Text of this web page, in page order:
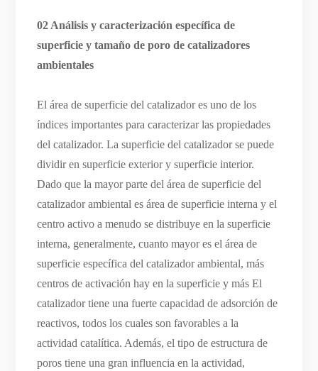
02 Análisis y caracterización específica de
superficie y tamaño de poro de catalizadores
ambientales
El área de superficie del catalizador es uno de los
índices importantes para caracterizar las propiedades
del catalizador. La superficie del catalizador se puede
dividir en superficie exterior y superficie interior.
Dado que la mayor parte del área de superficie del
catalizador ambiental es área de superficie interna y el
centro activo a menudo se distribuye en la superficie
interna, generalmente, cuanto mayor es el área de
superficie específica del catalizador ambiental, más
centros de activación hay en la superficie y más El
catalizador tiene una fuerte capacidad de adsorción de
reactivos, todos los cuales son favorables a la
actividad catalítica. Además, el tipo de estructura de
poros tiene una gran influencia en la actividad,